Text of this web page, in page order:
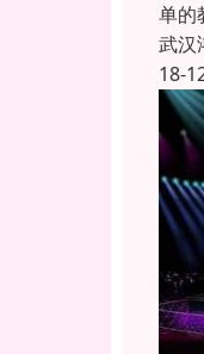
单的
武汉
18-